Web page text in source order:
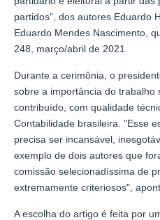
partidos", dos autores Eduardo
Eduardo Mendes Nascimento,
248, março/abril de 2021.
Durante a cerimônia, o
sobre a importância do trabalho
contribuído, com qualidade
Contabilidade brasileira. "Esse
precisa ser incansável,
exemplo de dois autores que
comissão selecionadíssima de
extremamente criteriosos",
A escolha do artigo é feita por